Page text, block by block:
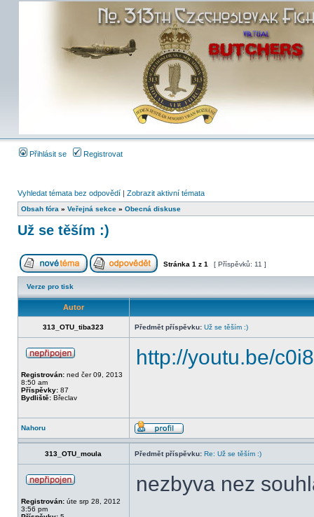
Přihlásit se Registrovat
Vyhledat témata bez odpovědí | Zobrazit aktivní témata
Obsah fóra » Veřejná sekce » Obecná diskuse
Už se těším :)
Stránka 1 z 1 [ Příspěvků: 11 ]
Verze pro tisk
Autor
313_OTU_tiba323 Předmět příspěvku: Už se těším :)
Registrován: ned čer 09, 2013
8:50 am
Příspěvky: 87
Bydliště: Břeclav
http://youtu.be/
Nahoru
313_OTU_moula Předmět příspěvku: Re: Už se těším :)
Registrován: úte srp 28, 2012
3:56 pm
nezbyva nez